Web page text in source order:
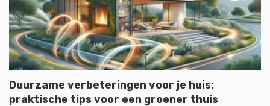
Duurzame verbeteringen voor je huis:
praktische tips voor een groener thuis